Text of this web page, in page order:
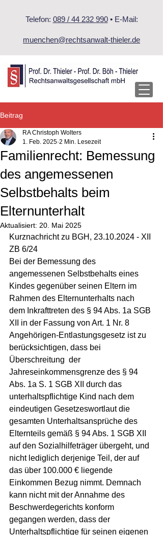
Telefon: 089 / 44 232 990• E-Mail:
muenchen@rechtsanwalt-thieler.de
Beitrag
Familienrecht: Bemessung
des angemessenen
Selbstbehalts beim
Elternunterhalt
RA Christoph Wolters
1. Feb. 2025 2 Min. Lesezeit
Aktualisiert: 20. Mai 2025
Kurznachricht zu BGH, 23.10.2024 - XII
ZB 6/24
Bei der Bemessung des
angemessenen Selbstbehalts eines
Kindes gegenüber seinen Eltern im
Rahmen des Elternunterhalts nach
dem Inkrafttreten des § 94 Abs. 1a SGB
XII in der Fassung von Art. 1 Nr. 8
Angehörigen-Entlastungsgesetz ist zu
berücksichtigen, dass bei
Überschreitung  der
Jahreseinkommensgrenze des § 94
Abs. 1a S. 1 SGB XII durch das
unterhaltspflichtige Kind nach dem
eindeutigen Gesetzeswortlaut die
gesamten Unterhaltsansprüche des
Elternteils gemäß § 94 Abs. 1 SGB XII
auf den Sozialhilfeträger übergeht, und
nicht lediglich derjenige Teil, der auf
das über 100.000 € liegende
Einkommen Bezug nimmt. Demnach
kann nicht mit der Annahme des
Beschwerdegerichts konform
gegangen werden, dass der
Unterhaltspflichtige für seinen eigenen